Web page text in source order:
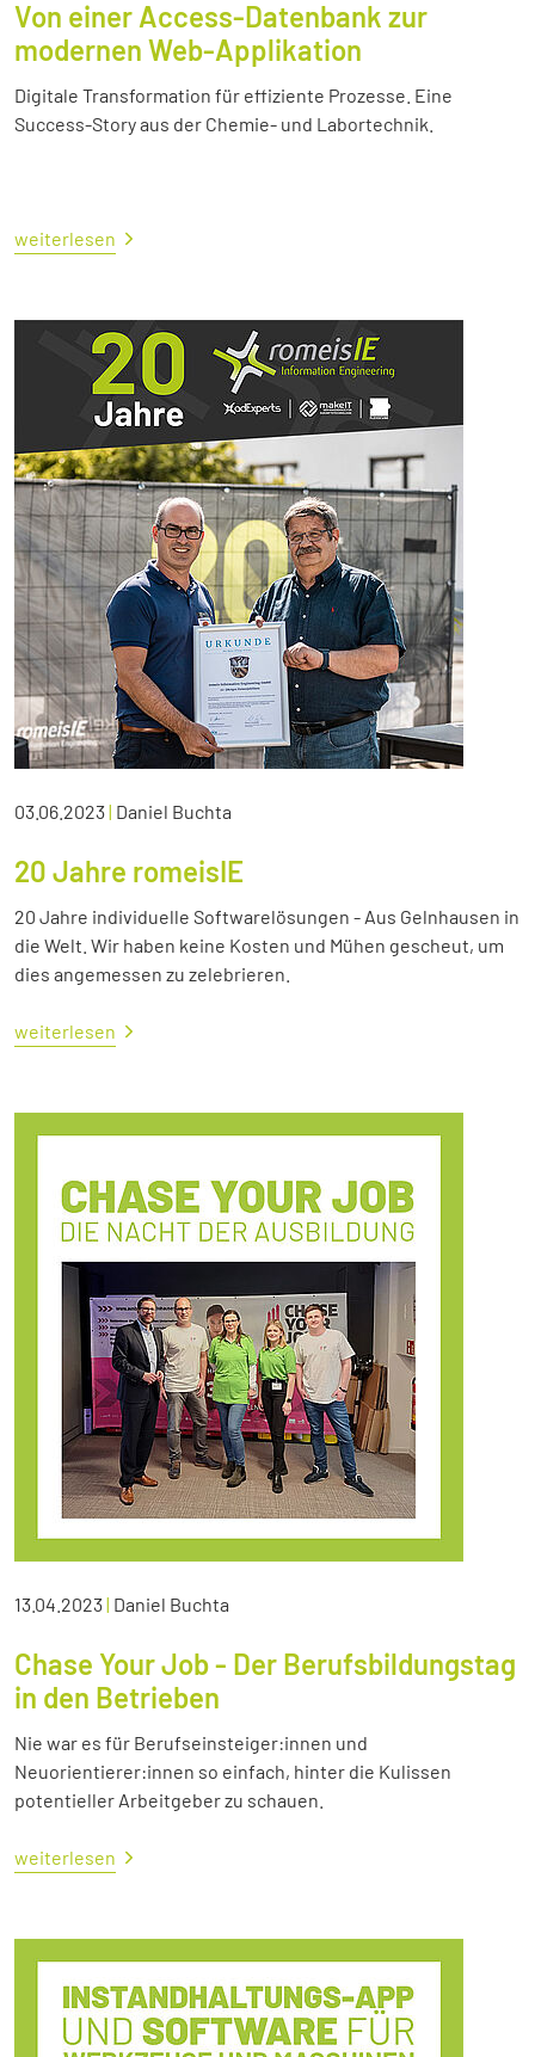
Von einer Access-Datenbank zur
modernen Web-Applikation
Digitale Transformation für effiziente Prozesse. Eine
Success-Story aus der Chemie- und Labortechnik.
weiterlesen
03.06.2023| Daniel Buchta
20 Jahre romeisIE
20 Jahre individuelle Softwarelösungen - Aus Gelnhausen in
die Welt. Wir haben keine Kosten und Mühen gescheut, um
dies angemessen zu zelebrieren.
weiterlesen
13.04.2023| Daniel Buchta
Chase Your Job - Der Berufsbildungstag
in den Betrieben
Nie war es für Berufseinsteiger:innen und
Neuorientierer:innen so einfach, hinter die Kulissen
potentieller Arbeitgeber zu schauen.
weiterlesen